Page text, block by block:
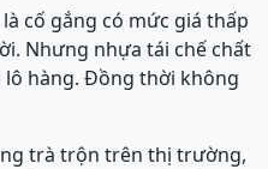
cố gắng có mức giá thấp
Nhưng nhựa tái chế chất
hàng. Đồng thời không
trà trộn trên thị trường,